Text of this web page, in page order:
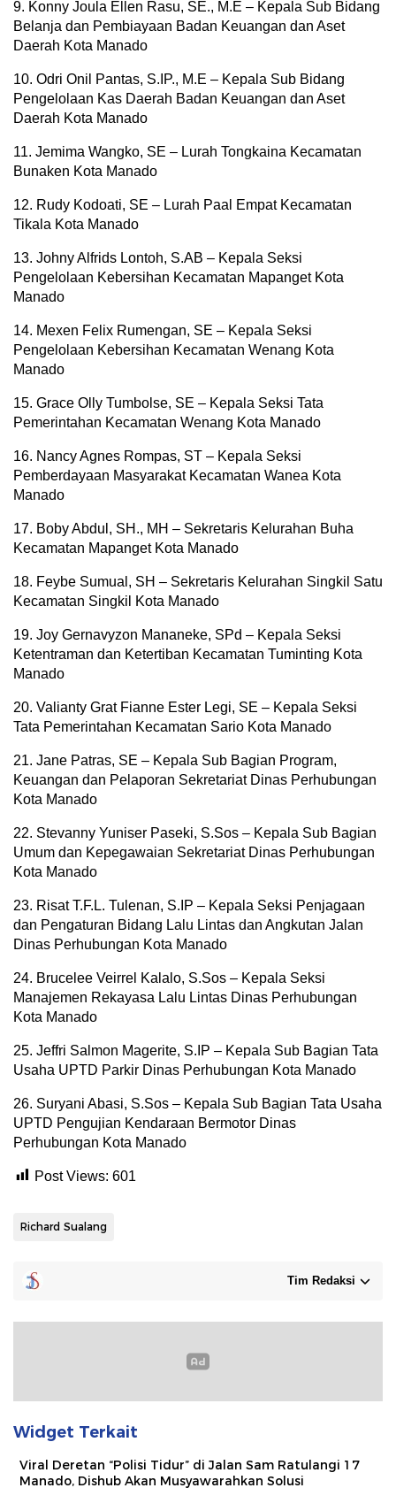
9. Konny Joula Ellen Rasu, SE., M.E – Kepala Sub Bidang
Belanja dan Pembiayaan Badan Keuangan dan Aset
Daerah Kota Manado
10. Odri Onil Pantas, S.IP., M.E – Kepala Sub Bidang
Pengelolaan Kas Daerah Badan Keuangan dan Aset
Daerah Kota Manado
11. Jemima Wangko, SE – Lurah Tongkaina Kecamatan
Bunaken Kota Manado
12. Rudy Kodoati, SE – Lurah Paal Empat Kecamatan
Tikala Kota Manado
13. Johny Alfrids Lontoh, S.AB – Kepala Seksi
Pengelolaan Kebersihan Kecamatan Mapanget Kota
Manado
14. Mexen Felix Rumengan, SE – Kepala Seksi
Pengelolaan Kebersihan Kecamatan Wenang Kota
Manado
15. Grace Olly Tumbolse, SE – Kepala Seksi Tata
Pemerintahan Kecamatan Wenang Kota Manado
16. Nancy Agnes Rompas, ST – Kepala Seksi
Pemberdayaan Masyarakat Kecamatan Wanea Kota
Manado
17. Boby Abdul, SH., MH – Sekretaris Kelurahan Buha
Kecamatan Mapanget Kota Manado
18. Feybe Sumual, SH – Sekretaris Kelurahan Singkil Satu
Kecamatan Singkil Kota Manado
19. Joy Gernavyzon Mananeke, SPd – Kepala Seksi
Ketentraman dan Ketertiban Kecamatan Tuminting Kota
Manado
20. Valianty Grat Fianne Ester Legi, SE – Kepala Seksi
Tata Pemerintahan Kecamatan Sario Kota Manado
21. Jane Patras, SE – Kepala Sub Bagian Program,
Keuangan dan Pelaporan Sekretariat Dinas Perhubungan
Kota Manado
22. Stevanny Yuniser Paseki, S.Sos – Kepala Sub Bagian
Umum dan Kepegawaian Sekretariat Dinas Perhubungan
Kota Manado
23. Risat T.F.L. Tulenan, S.IP – Kepala Seksi Penjagaan
dan Pengaturan Bidang Lalu Lintas dan Angkutan Jalan
Dinas Perhubungan Kota Manado
24. Brucelee Veirrel Kalalo, S.Sos – Kepala Seksi
Manajemen Rekayasa Lalu Lintas Dinas Perhubungan
Kota Manado
25. Jeffri Salmon Magerite, S.IP – Kepala Sub Bagian Tata
Usaha UPTD Parkir Dinas Perhubungan Kota Manado
26. Suryani Abasi, S.Sos – Kepala Sub Bagian Tata Usaha
UPTD Pengujian Kendaraan Bermotor Dinas
Perhubungan Kota Manado
Post Views: 601
Richard Sualang
Tim Redaksi
Widget Terkait
Viral Deretan “Polisi Tidur” di Jalan Sam Ratulangi 17
Manado, Dishub Akan Musyawarahkan Solusi